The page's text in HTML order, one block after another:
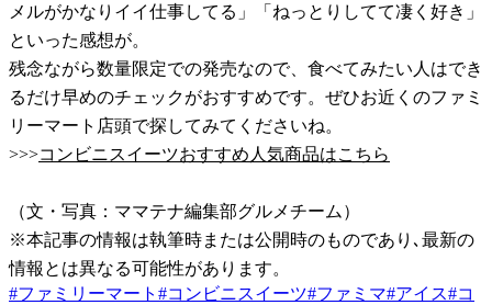
メルがかなりイイ仕事してる」「ねっとりしてて凄く好き」
といった感想が。
残念ながら数量限定での発売なので、食べてみたい人はでき
るだけ早めのチェックがおすすめです。ぜひお近くのファミ
リーマート店頭で探してみてくださいね。
>>>コンビニスイーツおすすめ人気商品はこちら
（文・写真：ママテナ編集部グルメチーム）
※本記事の情報は執筆時または公開時のものであり､最新の
情報とは異なる可能性があります。
#ファミリーマート #コンビニスイーツ#ファミマ#アイス#コ